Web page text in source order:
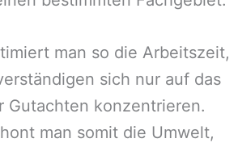
man so die Arbeitszeit,
sich nur auf das
Gutachten konzentrieren.
man somit die Umwelt,